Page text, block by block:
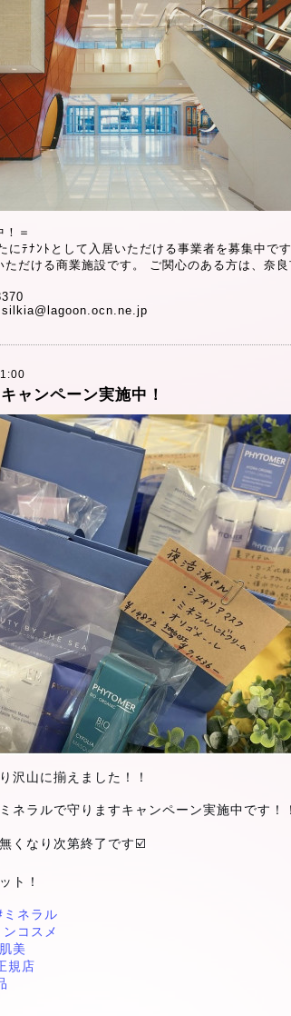
！＝
にﾃﾅﾝﾄとして入居いただける事業者を募集中で
ただける商業施設です。 ご関心のある方は、奈
ャンペーン実施中！
沢山に揃えました！！
ネラルで守りますキャンペーン実施中です！
くなり次第終了です☑️
ト！
ネラル
コスメ
美
規店